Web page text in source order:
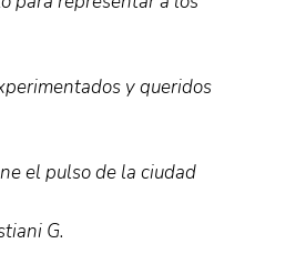
y queridos
el pulso de la ciudad
G.